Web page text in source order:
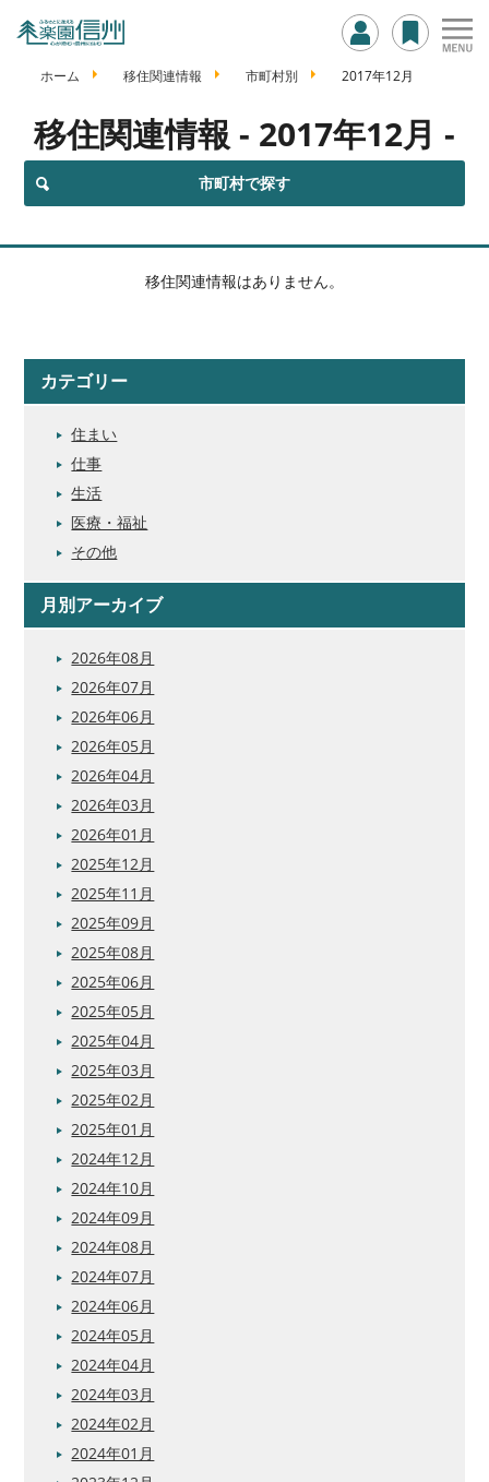
ホーム 移住関連情報 市町村別 2017年12月
移住関連情報 - 2017年12月 -
市町村で探す
移住関連情報はありません。
カテゴリー
住まい
仕事
生活
医療・福祉
その他
月別アーカイブ
2026年08月
2026年07月
2026年06月
2026年05月
2026年04月
2026年03月
2026年01月
2025年12月
2025年11月
2025年09月
2025年08月
2025年06月
2025年05月
2025年04月
2025年03月
2025年02月
2025年01月
2024年12月
2024年10月
2024年09月
2024年08月
2024年07月
2024年06月
2024年05月
2024年04月
2024年03月
2024年02月
2024年01月